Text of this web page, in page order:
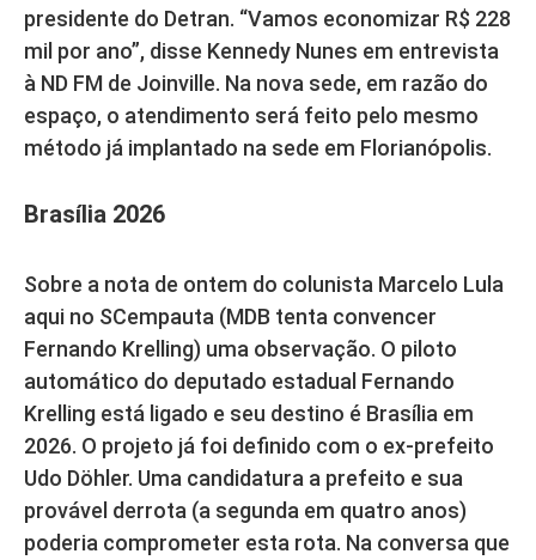
presidente do Detran. “Vamos economizar R$ 228
mil por ano”, disse Kennedy Nunes em entrevista
à ND FM de Joinville. Na nova sede, em razão do
espaço, o atendimento será feito pelo mesmo
método já implantado na sede em Florianópolis.
Brasília 2026
Sobre a nota de ontem do colunista Marcelo Lula
aqui no SCempauta (MDB tenta convencer
Fernando Krelling) uma observação. O piloto
automático do deputado estadual Fernando
Krelling está ligado e seu destino é Brasília em
2026. O projeto já foi definido com o ex-prefeito
Udo Döhler. Uma candidatura a prefeito e sua
provável derrota (a segunda em quatro anos)
poderia comprometer esta rota. Na conversa que